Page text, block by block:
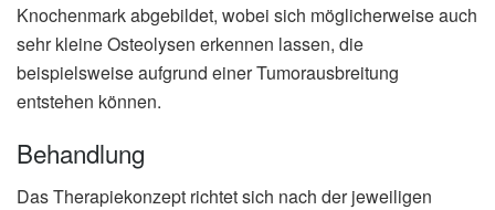
Knochenmark abgebildet, wobei sich möglicherweise auch
sehr kleine Osteolysen erkennen lassen, die
beispielsweise aufgrund einer Tumorausbreitung
entstehen können.
Behandlung
Das Therapiekonzept richtet sich nach der jeweiligen